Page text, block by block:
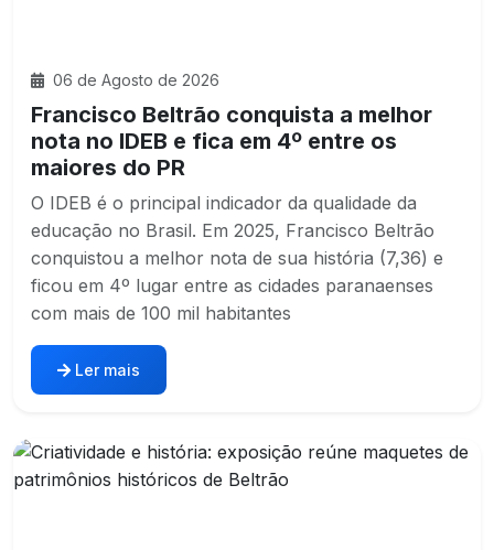
06 de Agosto de 2026
Francisco Beltrão conquista a melhor
nota no IDEB e fica em 4º entre os
maiores do PR
O IDEB é o principal indicador da qualidade da
educação no Brasil. Em 2025, Francisco Beltrão
conquistou a melhor nota de sua história (7,36) e
ficou em 4º lugar entre as cidades paranaenses
com mais de 100 mil habitantes
Ler mais